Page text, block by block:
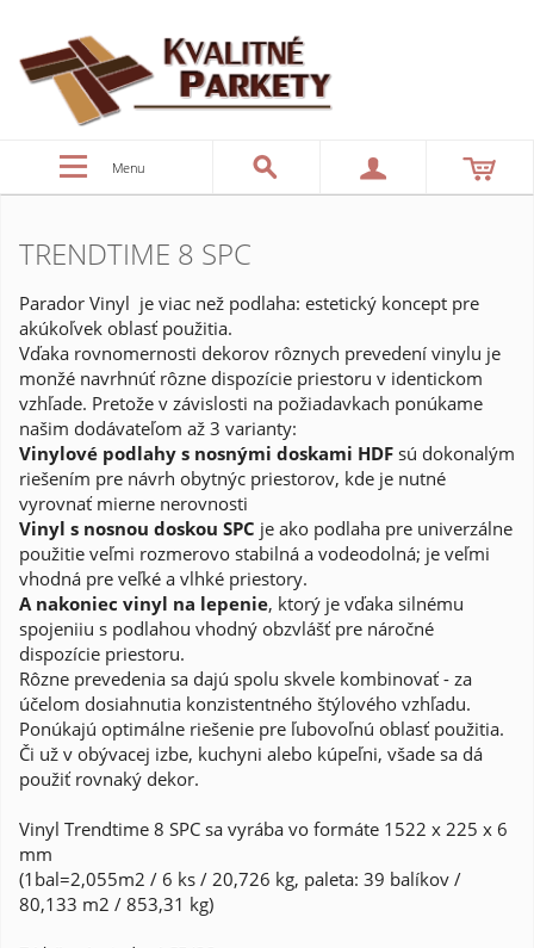
Menu
TRENDTIME 8 SPC
Parador Vinyl je viac než podlaha: estetický koncept pre
akúkoľvek oblasť použitia.
Vďaka rovnomernosti dekorov rôznych prevedení vinylu je
monžé navrhnúť rôzne dispozície priestoru v identickom
vzhľade. Pretože v závislosti na požiadavkach ponúkame
našim dodávateľom až 3 varianty:
Vinylové podlahy s nosnými doskami HDF sú dokonalým
riešením pre návrh obytnýc priestorov, kde je nutné
vyrovnať mierne nerovnosti
Vinyl s nosnou doskou SPC je ako podlaha pre univerzálne
použitie veľmi rozmerovo stabilná a vodeodolná; je veľmi
vhodná pre veľké a vlhké priestory.
A nakoniec vinyl na lepenie, ktorý je vďaka silnému
spojeniiu s podlahou vhodný obzvlášť pre náročné
dispozície priestoru.
Rôzne prevedenia sa dajú spolu skvele kombinovať - za
účelom dosiahnutia konzistentného štýlového vzhľadu.
Ponúkajú optimálne riešenie pre ľubovoľnú oblasť použitia.
Či už v obývacej izbe, kuchyni alebo kúpeľni, všade sa dá
použiť rovnaký dekor.
Vinyl Trendtime 8 SPC sa vyrába vo formáte 1522 x 225 x 6
mm
(1bal=2,055m2 / 6 ks / 20,726 kg, paleta: 39 balíkov /
80,133 m2 / 853,31 kg)